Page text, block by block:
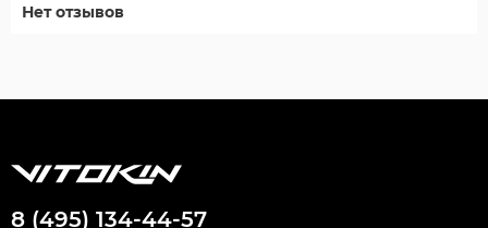
Нет отзывов
8 (495) 134-44-57